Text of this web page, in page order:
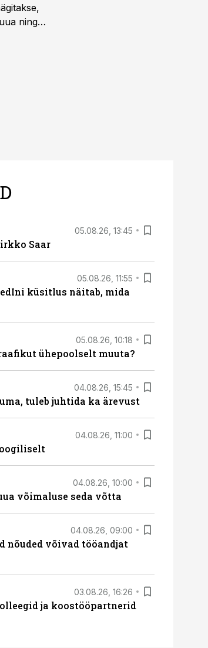
ning
05.08.26, 13:45
Saar
05.08.26, 11:55
küsitlus näitab, mida
05.08.26, 10:18
ühepoolselt muuta?
04.08.26, 15:45
tuleb juhtida ka ärevust
04.08.26, 11:00
04.08.26, 10:00
võimaluse seda võtta
04.08.26, 09:00
nõuded võivad tööandjat
03.08.26, 16:26
ja koostööpartnerid